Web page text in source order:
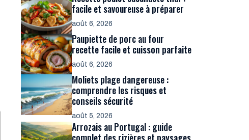
facile et savoureuse à préparer
août 6, 2026
Paupiette de porc au four
recette facile et cuisson parfaite
août 6, 2026
Moliets plage dangereuse :
comprendre les risques et
conseils sécurité
août 5, 2026
Arrozais au Portugal : guide